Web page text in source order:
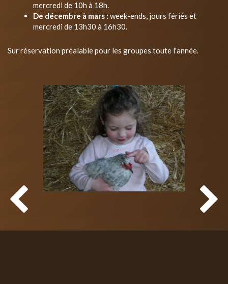
mercredi de 10h à 18h.
De décembre à mars : week-ends, jours fériés et
mercredi de 13h30 à 16h30.
Sur réservation préalable pour les groupes toute l'année.